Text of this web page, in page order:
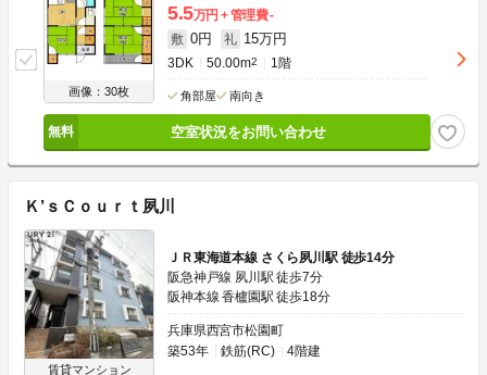
画像：30枚
5.5万円 管理費-
敷 0円 礼 15万円
3DK 50.00m2 1階
角部屋 南向き
空室状況をお問い合わせ
Ｋ’ｓＣｏｕｒｔ夙川
賃貸マンション
ＪＲ東海道本線 さくら夙川駅 徒歩14分
阪急神戸線 夙川駅 徒歩7分
阪神本線 香櫨園駅 徒歩18分
兵庫県西宮市松園町
築53年
鉄筋(RC) 4階建